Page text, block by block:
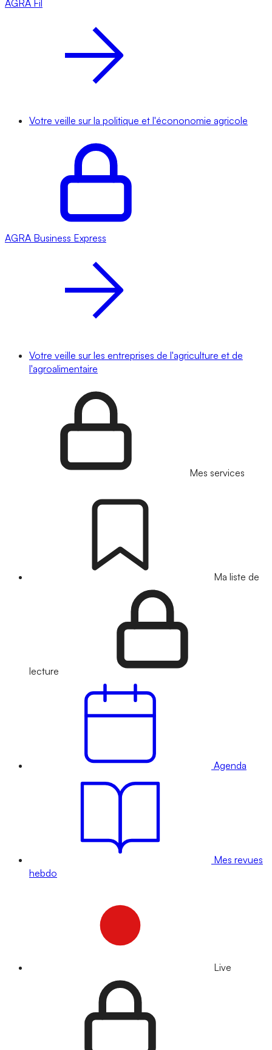
AGRA Fil
Votre veille sur la politique et l'écononomie agricole
AGRA Business Express
Votre veille sur les entreprises de l'agriculture et de
l'agroalimentaire
Mes services
Ma liste de
lecture
Agenda
Mes revues
hebdo
Live